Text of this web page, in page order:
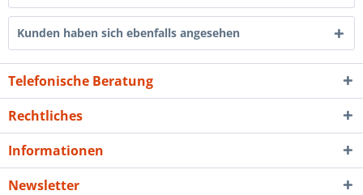
Kunden haben sich ebenfalls angesehen
Telefonische Beratung
Rechtliches
Informationen
Newsletter